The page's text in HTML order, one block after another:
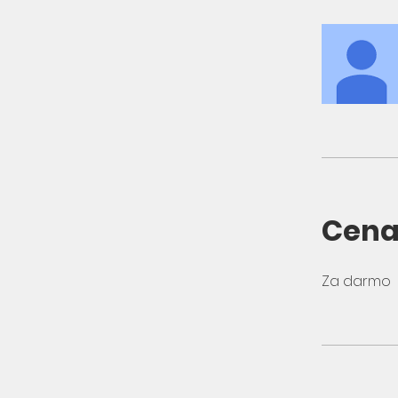
Cena
Za darmo